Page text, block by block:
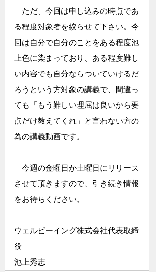
ただ、今回は申し込みの時点であ
る程度対象者を絞らせて下さい。今
回は自分で自分のことをある程度池
上色に染まっており、ある程度難し
い内容でも自分ならついていけるだ
ろうという方対象の講義で、間違っ
ても「もう難しい理屈は良いから要
点だけ教えてくれ」と言わない方の
為の講義動画です。
今週の金曜日か土曜日にリリース
させて頂きますので、引き続き情報
をお待ちください。
ウェルビーイング株式会社代表取締
役
池上秀志